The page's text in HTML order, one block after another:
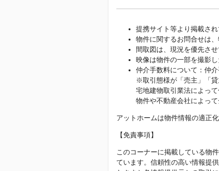
提携サイト等より掲載さ
物件に関するお問合せは
間取図は、現況を優先さ
映像は物件の一部を撮影
仲介手数料について：仲
※取引態様が「売主」「
宅地建物取引業法によっ
物件や不動産会社によっ
アットホームは物件情報の適正
【免責事項】
このコーナーに掲載している物
ています。信頼性の高い情報提